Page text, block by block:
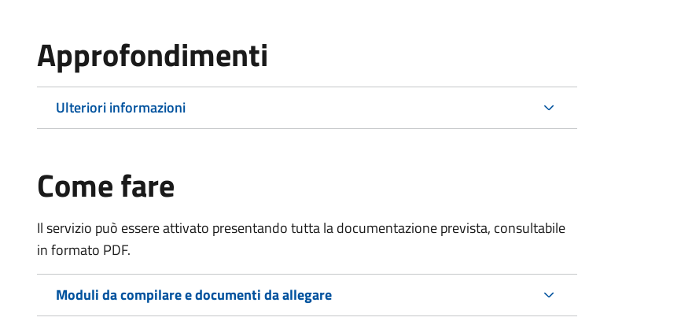
Approfondimenti
Ulteriori informazioni
Come fare
Il servizio può essere attivato presentando tutta la documentazione prevista, consultabile
in formato PDF.
Moduli da compilare e documenti da allegare